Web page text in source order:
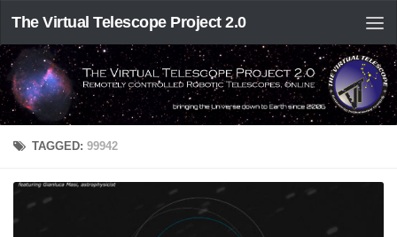
The Virtual Telescope Project 2.0
TAGGED:99942